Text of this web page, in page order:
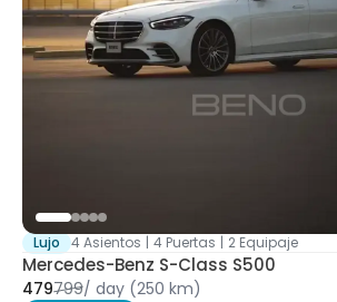
Lujo
4 Asientos | 4 Puertas | 2 Equipaje
Mercedes-Benz S-Class S500
479799/ day (250 km)